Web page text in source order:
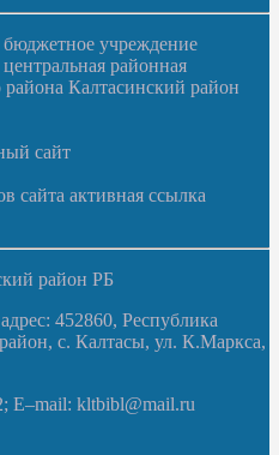
учреждение
районная
Калтасинский район
сайт
сайта активная ссылка
район РБ
452860, Республика
с. Калтасы, ул. К.Маркса,
E–mail: kltbibl@mail.ru